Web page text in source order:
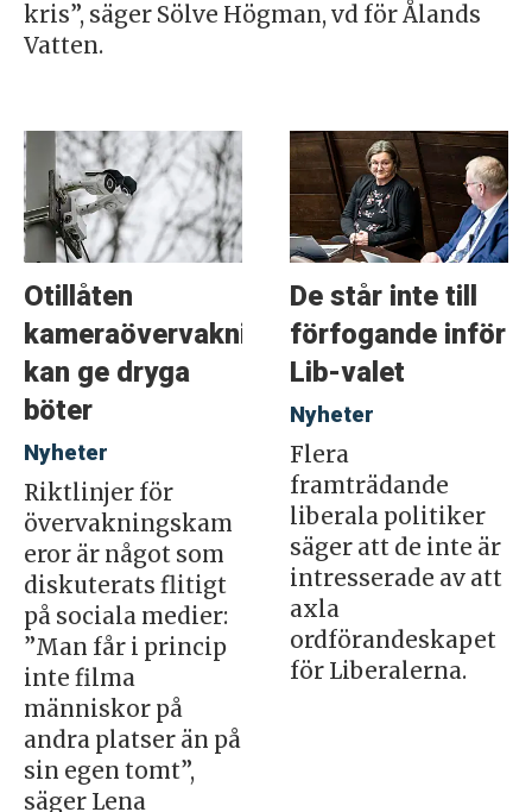
kris”, säger Sölve Högman, vd för Ålands
Vatten.
Otillåten
kameraövervakning
kan ge dryga
böter
Nyheter
Riktlinjer för
övervakningskam
eror är något som
diskuterats flitigt
på sociala medier:
”Man får i princip
inte filma
människor på
andra platser än på
sin egen tomt”,
säger Lena
De står inte till
förfogande inför
Lib-valet
Nyheter
Flera
framträdande
liberala politiker
säger att de inte är
intresserade av att
axla
ordförandeskapet
för Liberalerna.